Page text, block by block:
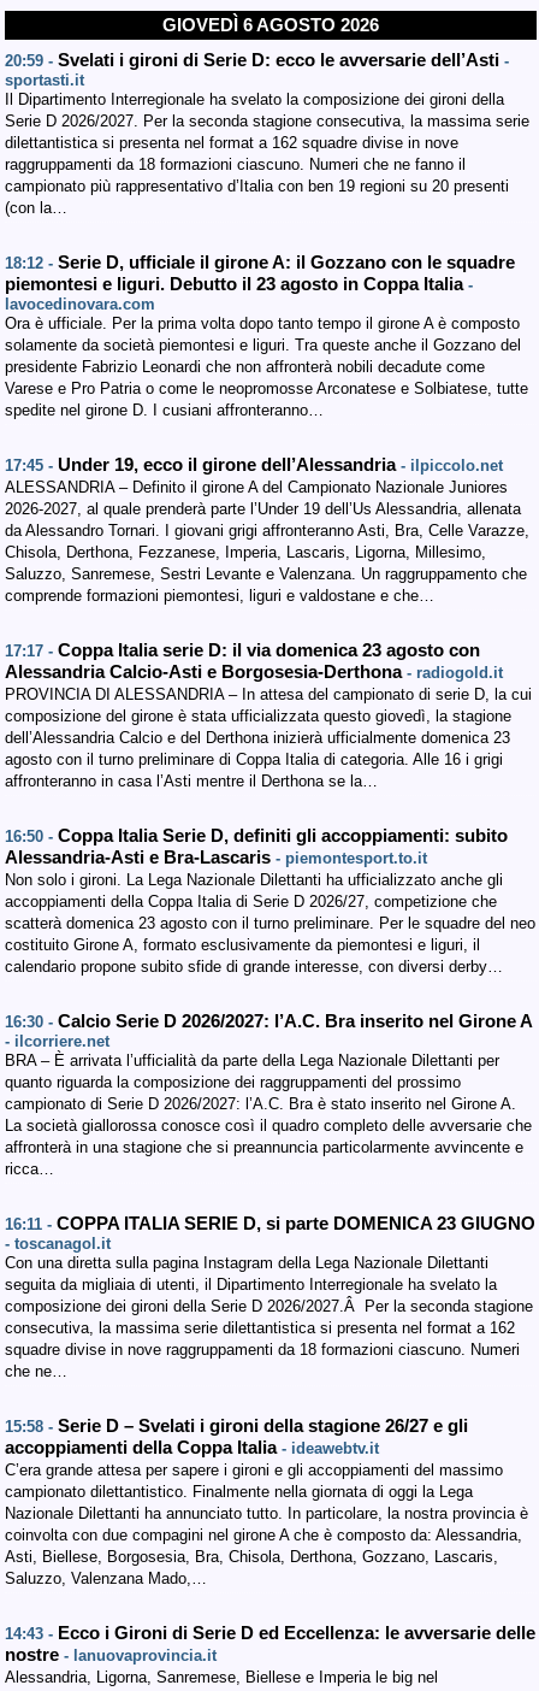
GIOVEDÌ 6 AGOSTO 2026
20:59 - Svelati i gironi di Serie D: ecco le avversarie dell’Asti -
sportasti.it
Il Dipartimento Interregionale ha svelato la composizione dei gironi della
Serie D 2026/2027. Per la seconda stagione consecutiva, la massima serie
dilettantistica si presenta nel format a 162 squadre divise in nove
raggruppamenti da 18 formazioni ciascuno. Numeri che ne fanno il
campionato più rappresentativo d’Italia con ben 19 regioni su 20 presenti
(con la…
18:12 - Serie D, ufficiale il girone A: il Gozzano con le squadre
piemontesi e liguri. Debutto il 23 agosto in Coppa Italia -
lavocedinovara.com
Ora è ufficiale. Per la prima volta dopo tanto tempo il girone A è composto
solamente da società piemontesi e liguri. Tra queste anche il Gozzano del
presidente Fabrizio Leonardi che non affronterà nobili decadute come
Varese e Pro Patria o come le neopromosse Arconatese e Solbiatese, tutte
spedite nel girone D. I cusiani affronteranno…
17:45 - Under 19, ecco il girone dell’Alessandria - ilpiccolo.net
ALESSANDRIA – Definito il girone A del Campionato Nazionale Juniores
2026-2027, al quale prenderà parte l’Under 19 dell’Us Alessandria, allenata
da Alessandro Tornari. I giovani grigi affronteranno Asti, Bra, Celle Varazze,
Chisola, Derthona, Fezzanese, Imperia, Lascaris, Ligorna, Millesimo,
Saluzzo, Sanremese, Sestri Levante e Valenzana. Un raggruppamento che
comprende formazioni piemontesi, liguri e valdostane e che…
17:17 - Coppa Italia serie D: il via domenica 23 agosto con
Alessandria Calcio-Asti e Borgosesia-Derthona - radiogold.it
PROVINCIA DI ALESSANDRIA – In attesa del campionato di serie D, la cui
composizione del girone è stata ufficializzata questo giovedì, la stagione
dell’Alessandria Calcio e del Derthona inizierà ufficialmente domenica 23
agosto con il turno preliminare di Coppa Italia di categoria. Alle 16 i grigi
affronteranno in casa l’Asti mentre il Derthona se la…
16:50 - Coppa Italia Serie D, definiti gli accoppiamenti: subito
Alessandria-Asti e Bra-Lascaris - piemontesport.to.it
Non solo i gironi. La Lega Nazionale Dilettanti ha ufficializzato anche gli
accoppiamenti della Coppa Italia di Serie D 2026/27, competizione che
scatterà domenica 23 agosto con il turno preliminare. Per le squadre del neo
costituito Girone A, formato esclusivamente da piemontesi e liguri, il
calendario propone subito sfide di grande interesse, con diversi derby…
16:30 - Calcio Serie D 2026/2027: l’A.C. Bra inserito nel Girone A
- ilcorriere.net
BRA – È arrivata l’ufficialità da parte della Lega Nazionale Dilettanti per
quanto riguarda la composizione dei raggruppamenti del prossimo
campionato di Serie D 2026/2027: l’A.C. Bra è stato inserito nel Girone A.
La società giallorossa conosce così il quadro completo delle avversarie che
affronterà in una stagione che si preannuncia particolarmente avvincente e
ricca…
16:11 - COPPA ITALIA SERIE D, si parte DOMENICA 23 GIUGNO
- toscanagol.it
Con una diretta sulla pagina Instagram della Lega Nazionale Dilettanti
seguita da migliaia di utenti, il Dipartimento Interregionale ha svelato la
composizione dei gironi della Serie D 2026/2027.Â Per la seconda stagione
consecutiva, la massima serie dilettantistica si presenta nel format a 162
squadre divise in nove raggruppamenti da 18 formazioni ciascuno. Numeri
che ne…
15:58 - Serie D – Svelati i gironi della stagione 26/27 e gli
accoppiamenti della Coppa Italia - ideawebtv.it
C’era grande attesa per sapere i gironi e gli accoppiamenti del massimo
campionato dilettantistico. Finalmente nella giornata di oggi la Lega
Nazionale Dilettanti ha annunciato tutto. In particolare, la nostra provincia è
coinvolta con due compagini nel girone A che è composto da: Alessandria,
Asti, Biellese, Borgosesia, Bra, Chisola, Derthona, Gozzano, Lascaris,
Saluzzo, Valenzana Mado,…
14:43 - Ecco i Gironi di Serie D ed Eccellenza: le avversarie delle
nostre - lanuovaprovincia.it
Alessandria, Ligorna, Sanremese, Biellese e Imperia le big nel